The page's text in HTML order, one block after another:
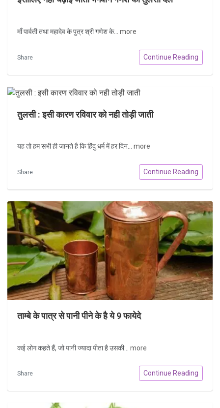
माँ पार्वती तथा महादेव के पुत्र श्री गणेश के... more
Share Continue Reading
तुलसी : इसी कारण रविवार को नही तोड़ी जाती
यह तो हम सभी ही जानते है कि हिंदु धर्म में हर दिन... more
Share Continue Reading
ताम्बे के पात्र से पानी पीने के है ये 9 फायेदे
कई लोग कहते हैं, जो पानी ज्यादा पीता है उसकी... more
Share Continue Reading